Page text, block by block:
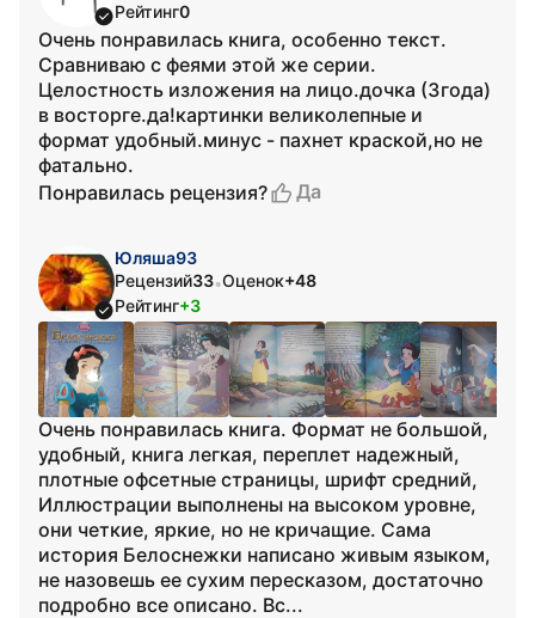
Рейтинг0
Очень понравилась книга, особенно текст.
Сравниваю с феями этой же серии.
Целостность изложения на лицо.дочка (3года)
в восторге.да!картинки великолепные и
формат удобный.минус - пахнет краской,но не
фатально.
Понравилась рецензия?
Да
Юляша93
Рецензий33•Оценок+48
Рейтинг+3
Очень понравилась книга. Формат не большой,
удобный, книга легкая, переплет надежный,
плотные офсетные страницы, шрифт средний,
Иллюстрации выполнены на высоком уровне,
они четкие, яркие, но не кричащие. Сама
история Белоснежки написано живым языком,
не назовешь ее сухим пересказом, достаточно
подробно все описано. Вс...